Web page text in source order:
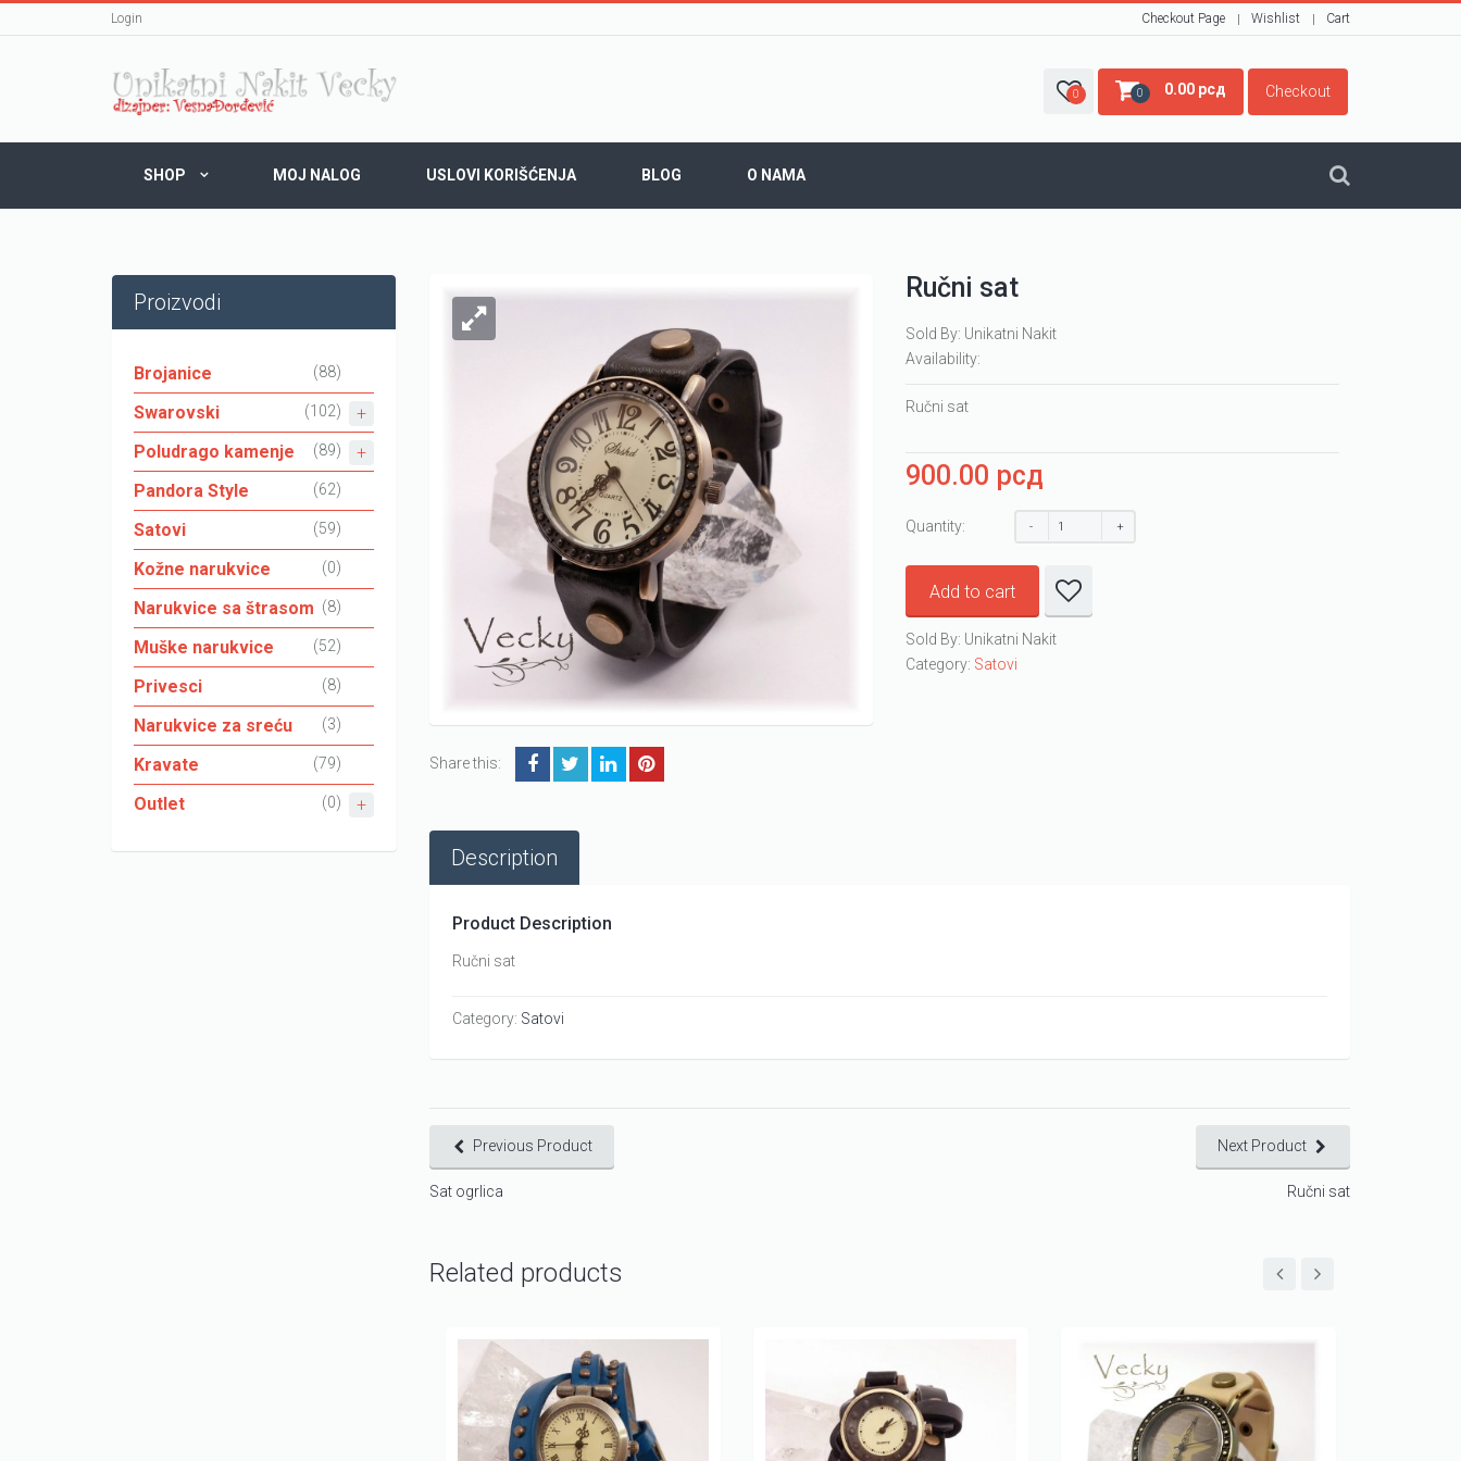
Login Checkout Page Wishlist Cart
0 0 0.00 рсд Checkout
SHOP MOJ NALOG USLOVI KORIŠĆENJA BLOG O NAMA
Proizvodi
Brojanice (88)
Swarovski (102)
Poludrago kamenje (89)
Pandora Style (62)
Satovi (59)
Kožne narukvice (0)
Narukvice sa štrasom (8)
Muške narukvice (52)
Privesci (8)
Narukvice za sreću (3)
Kravate (79)
Outlet (0)
Share this:
Ručni sat
Sold By: Unikatni Nakit
Availability:
Ručni sat
900.00 рсд
Quantity:
Add to cart
Sold By: Unikatni Nakit
Category: Satovi
Description
Product Description
Ručni sat
Category: Satovi
Previous Product
Sat ogrlica
Next Product
Ručni sat
Related products